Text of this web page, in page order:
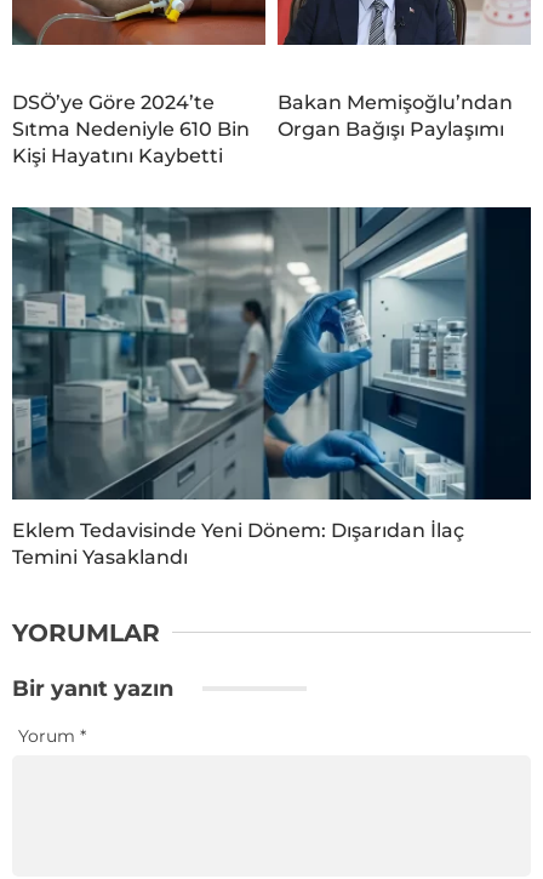
DSÖ’ye Göre 2024’te
Sıtma Nedeniyle 610 Bin
Kişi Hayatını Kaybetti
Bakan Memişoğlu’ndan
Organ Bağışı Paylaşımı
Eklem Tedavisinde Yeni Dönem: Dışarıdan İlaç
Temini Yasaklandı
YORUMLAR
Bir yanıt yazın
Yorum *